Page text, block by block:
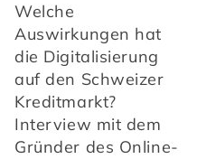
Welche
Auswirkungen hat
die Digitalisierung
auf den Schweizer
Kreditmarkt?
Interview mit dem
Gründer des Online-